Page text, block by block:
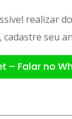
realizar
seu
– Falar no